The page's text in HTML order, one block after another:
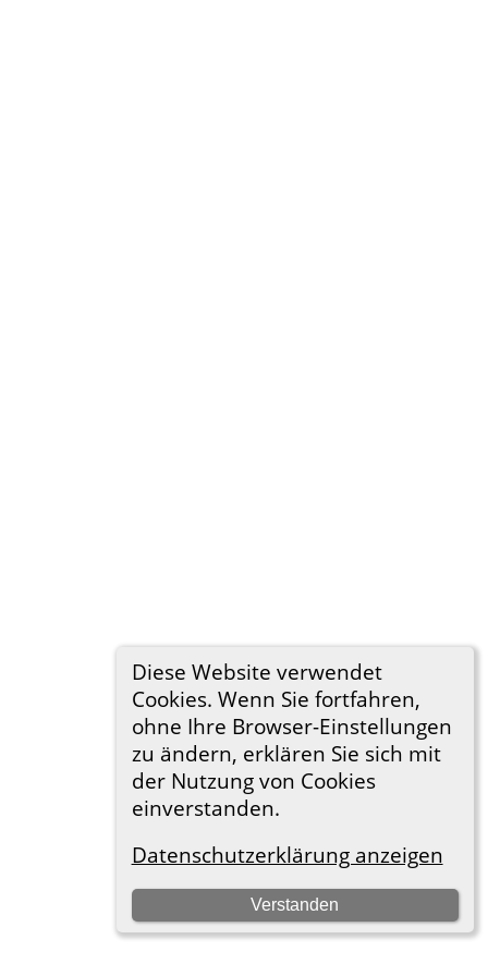
Diese Website verwendet
Cookies. Wenn Sie fortfahren,
ohne Ihre Browser-Einstellungen
zu ändern, erklären Sie sich mit
der Nutzung von Cookies
einverstanden.
Datenschutzerklärung anzeigen
Verstanden